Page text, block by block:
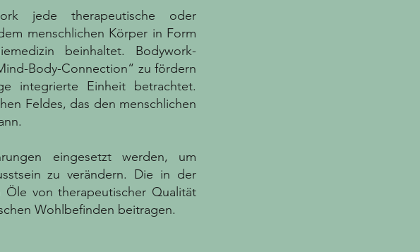
jede therapeutische oder
menschlichen Körper in Form
beinhaltet. Bodywork-
Body-Connection“ zu fördern
integrierte Einheit betrachtet.
Feldes, das den menschlichen
eingesetzt werden, um
zu verändern. Die in der
Öle von therapeutischer Qualität
Wohlbefinden beitragen.